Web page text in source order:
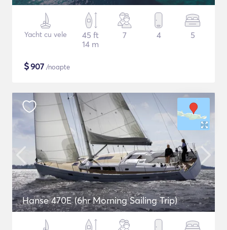
Yacht cu vele
45 ft
14 m
7 4 5
$907 /noapte
Hanse 470E (6hr Morning Sailing Trip)